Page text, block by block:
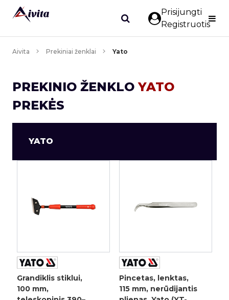
Prisijungti
Registruotis
Aivita Prekiniai ženklai Yato
PREKINIO ŽENKLOYATO
PREKĖS
YATO
Grandiklis stiklui,
100 mm,
Pincetas, lenktas,
115 mm, nerūdijantis